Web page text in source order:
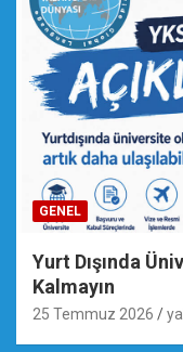
GENEL
Yurt Dışında
Kalmayın
25 Temmuz 2026